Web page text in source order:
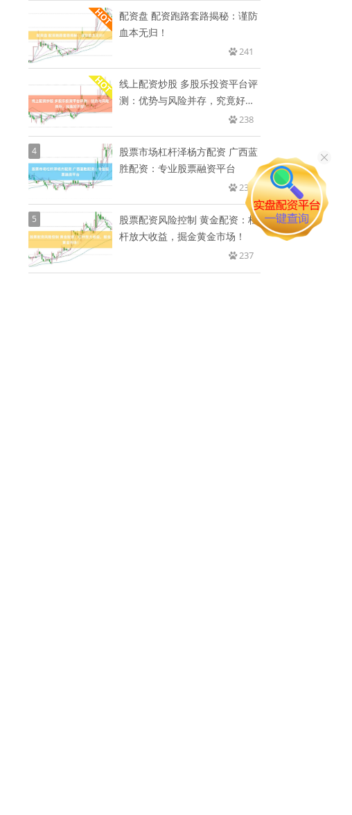
配资盘 配资跑路套路揭秘：谨防
血本无归！
241
线上配资炒股 多股乐投资平台评
测：优势与风险并存，究竟好不
238
4
股票市场杠杆泽杨方配资 广西蓝
胜配资：专业股票融资平台
237
5
股票配资风险控制 黄金配资：杠
杆放大收益，掘金黄金市场！
237